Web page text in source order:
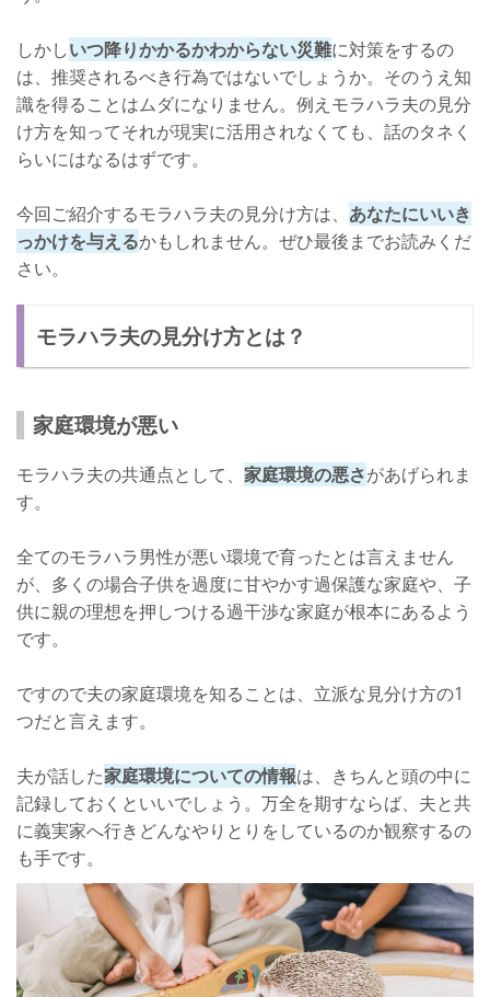
しかしいつ降りかかるかわからない災難に対策をするの
は、推奨されるべき行為ではないでしょうか。そのうえ知
識を得ることはムダになりません。例えモラハラ夫の見分
け方を知ってそれが現実に活用されなくても、話のタネく
らいにはなるはずです。
今回ご紹介するモラハラ夫の見分け方は、 あなたにいいき
っかけを与えるかもしれません。ぜひ最後までお読みくだ
さい。
モラハラ夫の見分け方とは？
家庭環境が悪い
モラハラ夫の共通点として、 家庭環境の悪さがあげられま
す。
全てのモラハラ男性が悪い環境で育ったとは言えません
が、多くの場合子供を過度に甘やかす過保護な家庭や、子
供に親の理想を押しつける過干渉な家庭が根本にあるよう
です。
ですので夫の家庭環境を知ることは、立派な見分け方の1
つだと言えます。
夫が話した家庭環境についての情報は、きちんと頭の中に
記録しておくといいでしょう。万全を期すならば、夫と共
に義実家へ行きどんなやりとりをしているのか観察するの
も手です。